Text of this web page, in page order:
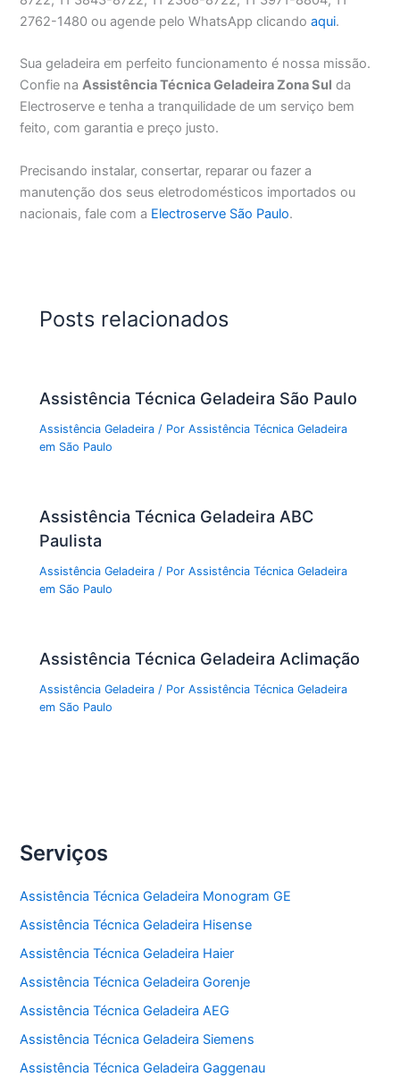
2762-1480 ou agende pelo WhatsApp clicandoaqui.
Sua geladeira em perfeito funcionamento é nossa missão.
Confie naAssistência Técnica Geladeira Zona Sul da
Electroserve e tenha a tranquilidade de um serviço bem
feito, com garantia e preço justo.
Precisando instalar, consertar, reparar ou fazer a
manutenção dos seus eletrodomésticos importados ou
nacionais, fale com a Electroserve São Paulo.
Posts relacionados
Assistência Técnica Geladeira São Paulo
Assistência Geladeira / PorAssistência Técnica Geladeira
em São Paulo
Assistência Técnica Geladeira ABC
Paulista
Assistência Geladeira / PorAssistência Técnica Geladeira
em São Paulo
Assistência Técnica Geladeira Aclimação
Assistência Geladeira / PorAssistência Técnica Geladeira
em São Paulo
Serviços
Assistência Técnica Geladeira Monogram GE
Assistência Técnica Geladeira Hisense
Assistência Técnica Geladeira Haier
Assistência Técnica Geladeira Gorenje
Assistência Técnica Geladeira AEG
Assistência Técnica Geladeira Siemens
Assistência Técnica Geladeira Gaggenau